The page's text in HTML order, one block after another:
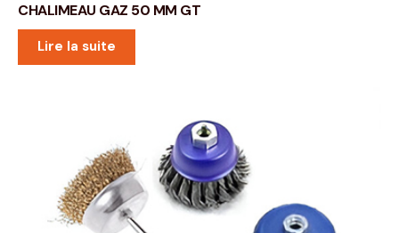
CHALIMEAU GAZ 50 MM GT
Lire la suite